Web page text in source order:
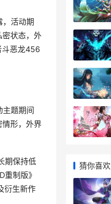
活动期
密状态，外
斗恶龙456
题期间
形，外界
期保持低
制版》
衍生新作
猜你喜欢